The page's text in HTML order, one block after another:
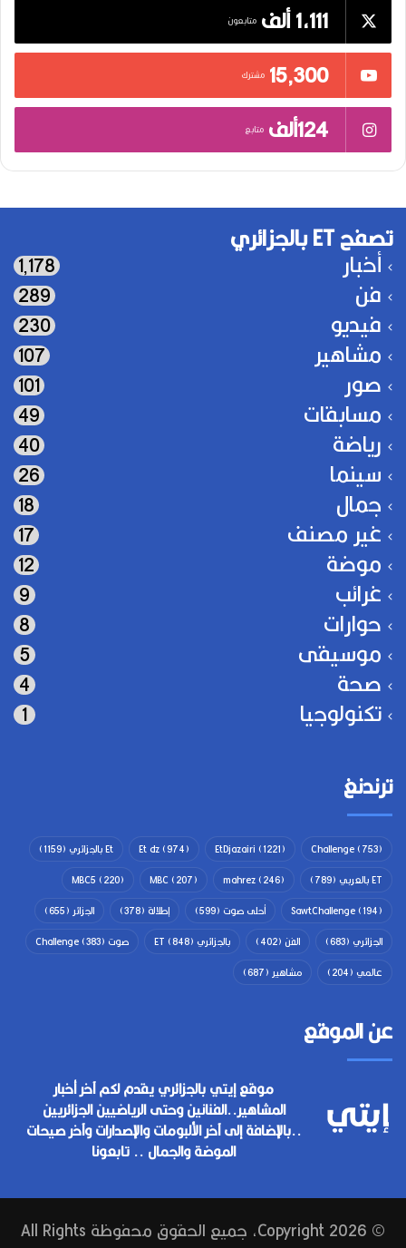
1,111 ألف متابعون
15٬300 مشترك
124ألف متابع
تصفح ET بالجزائري
أخبار 1٬178
فن 289
فيديو 230
مشاهير 107
صور 101
مسابقات 49
رياضة 40
سينما 26
جمال 18
غير مصنف 17
موضة 12
غرائب 9
حوارات 8
موسيقى 5
صحة 4
تكنولوجيا 1
ترندنغ
Challenge(753)
EtDjazairi (1221)
Et dz(974) Et بالجزائري
(1159)
ET بالعربي
(789)
mahrez(246)
MBC(207)
MBC5 (220)
SawtChallenge(194) أحلى صوت (599) إطلالة (378) الجزائر (655)
الجزائري (683) الفن (402) بالجزائري ET (848) صوت Challenge (383)
عالمي (204) مشاهير (687)
عن الموقع
موقع إيتي بالجزائري يقدم لكم آخر أخبار
المشاهير..الفنانين وحتى الرياضيين الجزائريين
..بالإضافة إلى آخر الألبومات والإصدارات وآخر صيحات
الموضة والجمال .. تابعونا
© Copyright 2026, جميع الحقوق محفوظة All Rights